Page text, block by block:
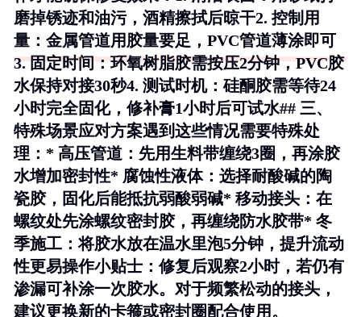
磨掉锈迹和油污，酒精擦拭后晾干2. 控制用
量 ：金属管道用胶量要足，PVC管道薄涂即可
3.固定时间：环氧树脂胶需按压2分钟，PVC胶
水保持对接30秒4. 测试时机：硅酮胶需等待24
小时完全固化，修补膏1小时后可试水## 三、
特殊场景应对方案遇到这些情况需要特殊处
理：* 高压管道 ：先用生料带缠绕3圈，再涂胶
水增加密封性* 腐蚀性液体：选择耐酸碱的陶
瓷胶，固化后能抵抗弱酸弱碱* 移动接头 ：在
螺纹处先涂螺纹密封胶，再缠绕防水胶带* 冬
季施工 ：将胶水放在温水里泡5分钟，提升流动
性更易操作小贴士：修复后观察2小时，若仍有
渗漏可补涂一次胶水。对于频繁松动的接头，
建议更换新的卡箍或密封圈配合使用。